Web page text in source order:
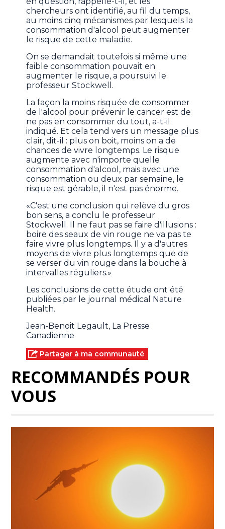
chercheurs ont identifié, au fil du temps,
au moins cinq mécanismes par lesquels la
consommation d'alcool peut augmenter
le risque de cette maladie.
On se demandait toutefois si même une
faible consommation pouvait en
augmenter le risque, a poursuivi le
professeur Stockwell.
La façon la moins risquée de consommer
de l'alcool pour prévenir le cancer est de
ne pas en consommer du tout, a-t-il
indiqué. Et cela tend vers un message plus
clair, dit-il : plus on boit, moins on a de
chances de vivre longtemps. Le risque
augmente avec n'importe quelle
consommation d'alcool, mais avec une
consommation ou deux par semaine, le
risque est gérable, il n'est pas énorme.
«C'est une conclusion qui relève du gros
bon sens, a conclu le professeur
Stockwell. Il ne faut pas se faire d'illusions :
boire des seaux de vin rouge ne va pas te
faire vivre plus longtemps. Il y a d'autres
moyens de vivre plus longtemps que de
se verser du vin rouge dans la bouche à
intervalles réguliers.»
Les conclusions de cette étude ont été
publiées par le journal médical Nature
Health.
Jean-Benoit Legault, La Presse
Canadienne
Partager à ma communauté
RECOMMANDÉS POUR
VOUS